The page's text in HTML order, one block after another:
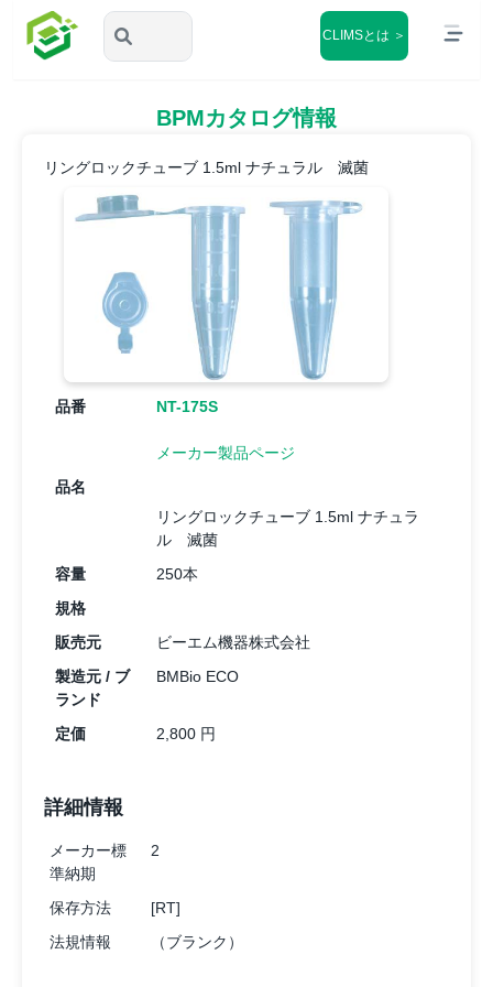
CLIMSとは ＞
BPMカタログ情報
リングロックチューブ 1.5ml ナチュラル 滅菌
品番 NT-175S
メーカー製品ページ
品名
リングロックチューブ 1.5ml ナチュラ
ル 滅菌
容量
250本
規格
販売元
ビーエム機器株式会社
製造元 / ブ
ランド
BMBio ECO
定価 2,800 円
詳細情報
メーカー標
準納期
2
保存方法
[RT]
法規情報
（ブランク）